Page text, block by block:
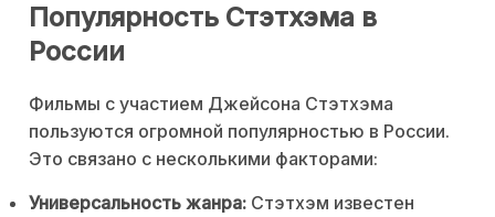
Популярность Стэтхэма в
России
Фильмы с участием Джейсона Стэтхэма
пользуются огромной популярностью в России.
Это связано с несколькими факторами:
Универсальность жанра: Стэтхэм известен